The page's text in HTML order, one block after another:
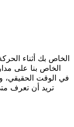
في الوقت
تريد أن تعرف